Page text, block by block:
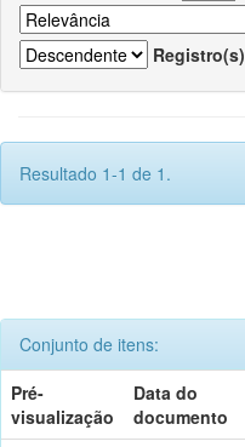
Registro(s)
Resultado 1-1 de 1.
Conjunto de itens:
Pré-
visualização
Data do
documento